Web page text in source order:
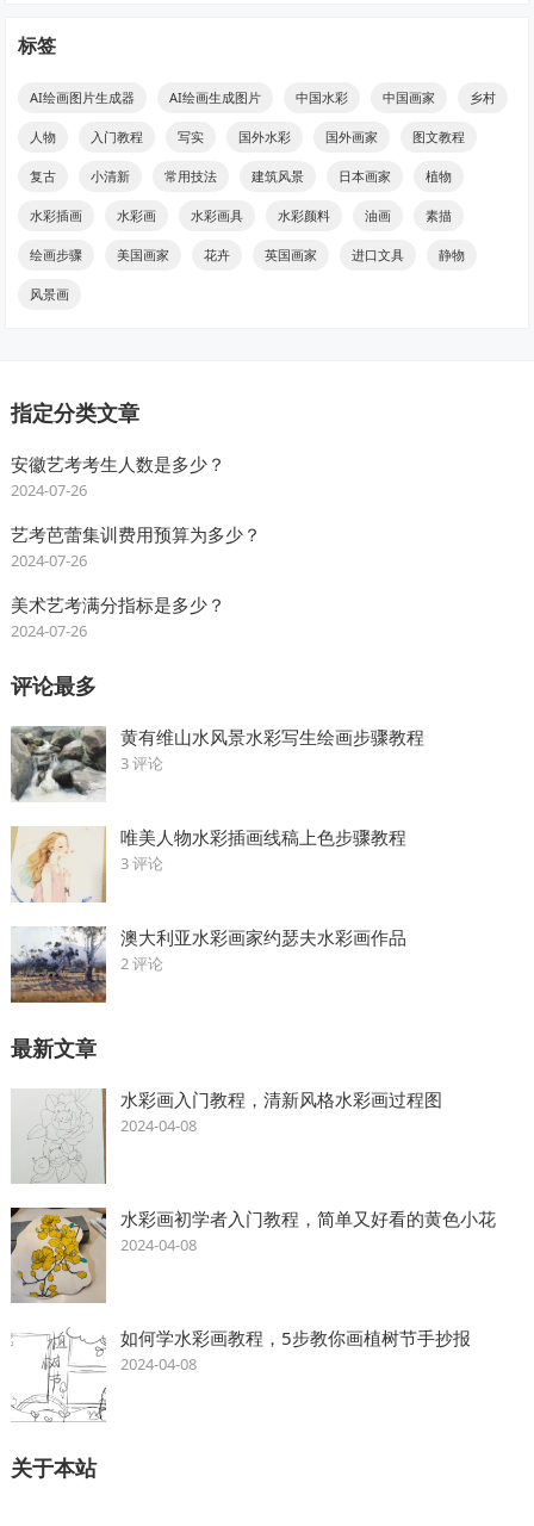
标签
AI绘画图片生成器 AI绘画生成图片 中国水彩 中国画家 乡村
人物 入门教程 写实 国外水彩 国外画家 图文教程
复古 小清新 常用技法 建筑风景 日本画家 植物
水彩插画 水彩画 水彩画具 水彩颜料 油画 素描
绘画步骤 美国画家 花卉 英国画家 进口文具 静物
风景画
指定分类文章
安徽艺考考生人数是多少？
2024-07-26
艺考芭蕾集训费用预算为多少？
2024-07-26
美术艺考满分指标是多少？
2024-07-26
评论最多
黄有维山水风景水彩写生绘画步骤教程
3 评论
唯美人物水彩插画线稿上色步骤教程
3 评论
澳大利亚水彩画家约瑟夫水彩画作品
2 评论
最新文章
水彩画入门教程，清新风格水彩画过程图
2024-04-08
水彩画初学者入门教程，简单又好看的黄色小花
2024-04-08
如何学水彩画教程，5步教你画植树节手抄报
2024-04-08
关于本站